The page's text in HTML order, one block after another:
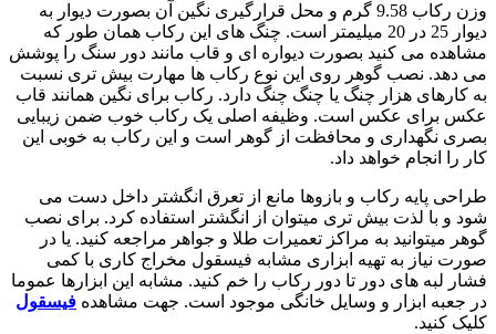
وزن رکاب 9.58 گرم و محل قرارگیری نگین آن بصورت دیوار به
دیوار 25 در 20 میلیمتر است. چنگ های این رکاب همان طور که
مشاهده می کنید بصورت دیواره ای و قاب مانند دور سنگ را پوشش
می دهد. نصب گوهر روی این نوع رکاب ها مهارت بیش تری نسبت
به کارهای هزار چنگ یا چنگ چنگ دارد. رکاب برای نگین همانند قاب
عکس برای عکس است. وظیفه اصلی یک رکاب خوب ضمن زیبایی
بصری نگهداری و محافظت از گوهر است و این رکاب به خوبی این
کار را انجام خواهد داد.
طراحی پایه رکاب و بازوها مانع از تعرق انگشتر داخل دست می
شود و با لذت بیش تری میتوان از انگشتر استفاده کرد. برای نصب
گوهر میتوانید به مراکز تعمیرات طلا و جواهر مراجعه کنید. یا در
صورت نیاز به تهیه ابزاری مشابه فیسقول مخراج کاری با کمی
فشار لبه های دور تا دور رکاب را خم کنید. مشابه این ابزارها عموما
در جعبه ابزار و وسایل خانگی موجود است. جهت مشاهده فیسقول
کلیک کنید.